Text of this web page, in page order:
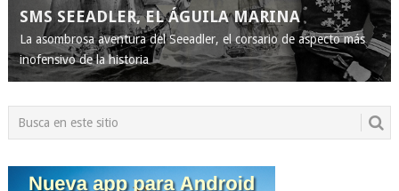
SMS SEEADLER, EL ÁGUILA MARINA
La asombrosa aventura del Seeadler, el corsario de aspecto más
inofensivo de la historia